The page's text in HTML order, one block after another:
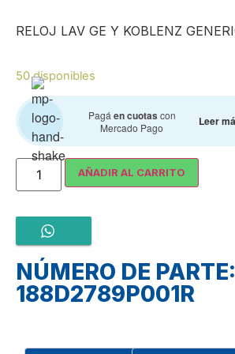
RELOJ LAV GE Y KOBLENZ
50 disponibles
Pagáen cuotas con
Mercado Pago
Leer
AÑADIR AL CARRITO
NÚMERO DE PARTE:
188D2789P001R